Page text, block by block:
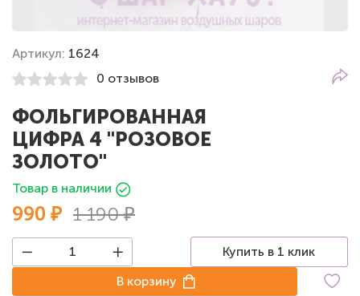
Артикул: 1624
0 отзывов
ФОЛЬГИРОВАННАЯ
ЦИФРА 4 "РОЗОВОЕ
ЗОЛОТО"
Товар в наличии
990 ₽ 1 190 ₽
Купить в 1 клик
В корзину